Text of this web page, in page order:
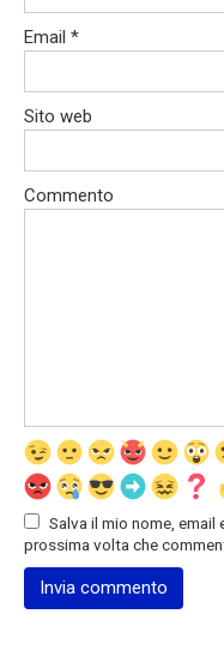
Email *
Sito web
Commento
Salva il mio nome,
prossima volta che